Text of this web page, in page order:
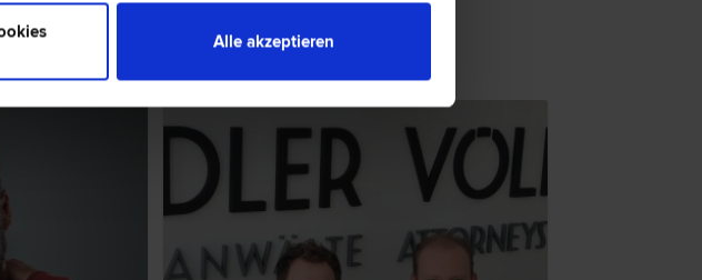
Alle akzeptieren
RECHTSNEWS